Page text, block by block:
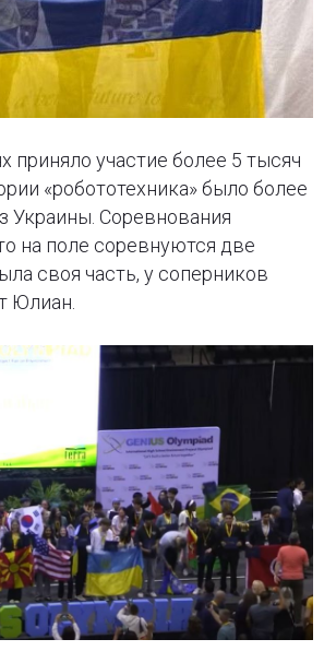
приняло участие более 5 тысяч
«робототехника» было более
Украины. Соревнования
на поле соревнуются две
своя часть, у соперников
Юлиан.